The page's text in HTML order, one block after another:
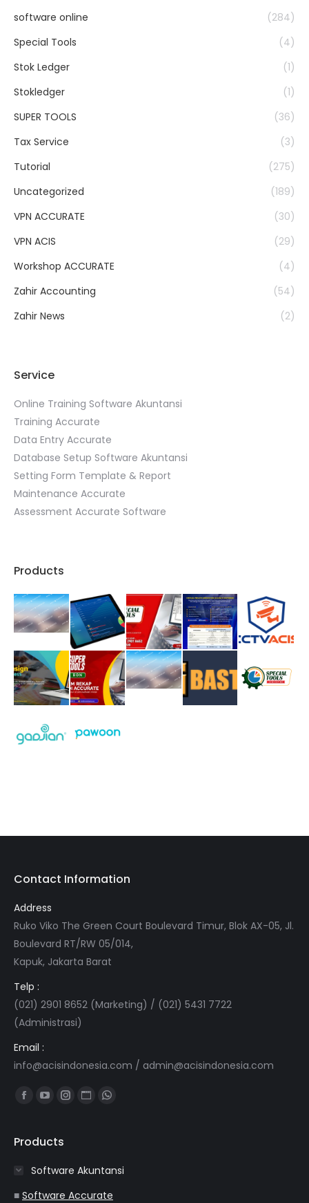
software online
(284)
Special Tools
(4)
Stok Ledger
(1)
Stokledger
(1)
SUPER TOOLS
(36)
Tax Service
(3)
Tutorial
(275)
Uncategorized
(189)
VPN ACCURATE
(30)
VPN ACIS
(29)
Workshop ACCURATE
(4)
Zahir Accounting
(54)
Zahir News
(2)
Service
Online Training Software Akuntansi
Training Accurate
Data Entry Accurate
Database Setup Software Akuntansi
Setting Form Template & Report
Maintenance Accurate
Assessment Accurate Software
Products
Contact Information
Address
Ruko Viko The Green Court Boulevard Timur, Blok AX-05, Jl.
Boulevard RT/RW 05/014,
Kapuk, Jakarta Barat
Telp :
(021) 2901 8652 (Marketing) / (021) 5431 7722
(Administrasi)
Email :
info@acisindonesia.com / admin@acisindonesia.com
Find us on:
Facebook
opens
new
window
YouTube
opens
new
window
Instagram
new
window
Website
new
window
Whatsapp
new
window
Products
Software Akuntansi
■ Software Accurate